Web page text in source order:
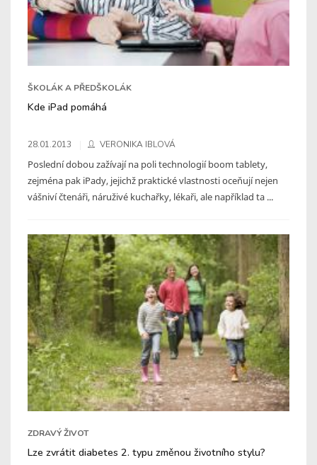
ŠKOLÁK A PŘEDŠKOLÁK
Kde iPad pomáhá
28.01.2013 VERONIKA IBLOVÁ
Poslední dobou zažívají na poli technologií boom tablety,
zejména pak iPady, jejichž praktické vlastnosti oceňují nejen
vášniví čtenáři, náruživé kuchařky, lékaři, ale například ta ...
ZDRAVÝ ŽIVOT
Lze zvrátit diabetes 2. typu změnou životního stylu?